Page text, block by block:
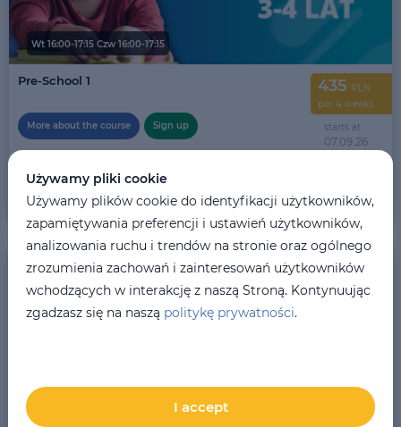
Wt 16:00-17:15 Czw 16:00-17:15
Pre-School 1
More about the course Sign up
Nikoletta Shelak
435 PLN
per 4 weeks
starts at
07.09.26
10 places left
Wt 17:30-18:30 Czw 17:30-18:30
Używamy pliki cookie
Używamy plików cookie do identyfikacji użytkowników,
zapamiętywania preferencji i ustawień użytkowników,
analizowania ruchu i trendów na stronie oraz ogólnego
zrozumienia zachowań i zainteresowań użytkowników
wchodzących w interakcję z naszą Stroną. Kontynuując
zgadzasz się na naszą politykę prywatności.
I accept